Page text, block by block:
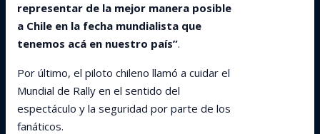
representar de la mejor manera posible
a Chile en la fecha mundialista que
tenemos acá en nuestro país”.
Por último, el piloto chileno llamó a cuidar el
Mundial de Rally en el sentido del
espectáculo y la seguridad por parte de los
fanáticos.